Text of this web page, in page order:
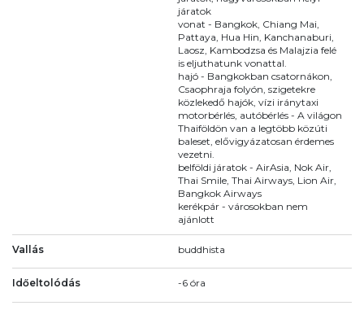
járatok
vonat - Bangkok, Chiang Mai,
Pattaya, Hua Hin, Kanchanaburi,
Laosz, Kambodzsa és Malajzia felé
is eljuthatunk vonattal.
hajó - Bangkokban csatornákon,
Csaophraja folyón, szigetekre
közlekedő hajók, vízi iránytaxi
motorbérlés, autóbérlés - A világon
Thaiföldön van a legtöbb közúti
baleset, elővigyázatosan érdemes
vezetni.
belföldi járatok - AirAsia, Nok Air,
Thai Smile, Thai Airways, Lion Air,
Bangkok Airways
kerékpár - városokban nem
ajánlott
Vallás buddhista
Időeltolódás -6 óra